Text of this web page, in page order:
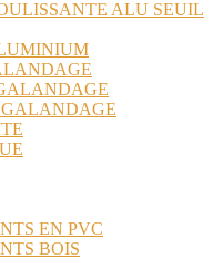
ALU SEUIL
EN PVC
BOIS